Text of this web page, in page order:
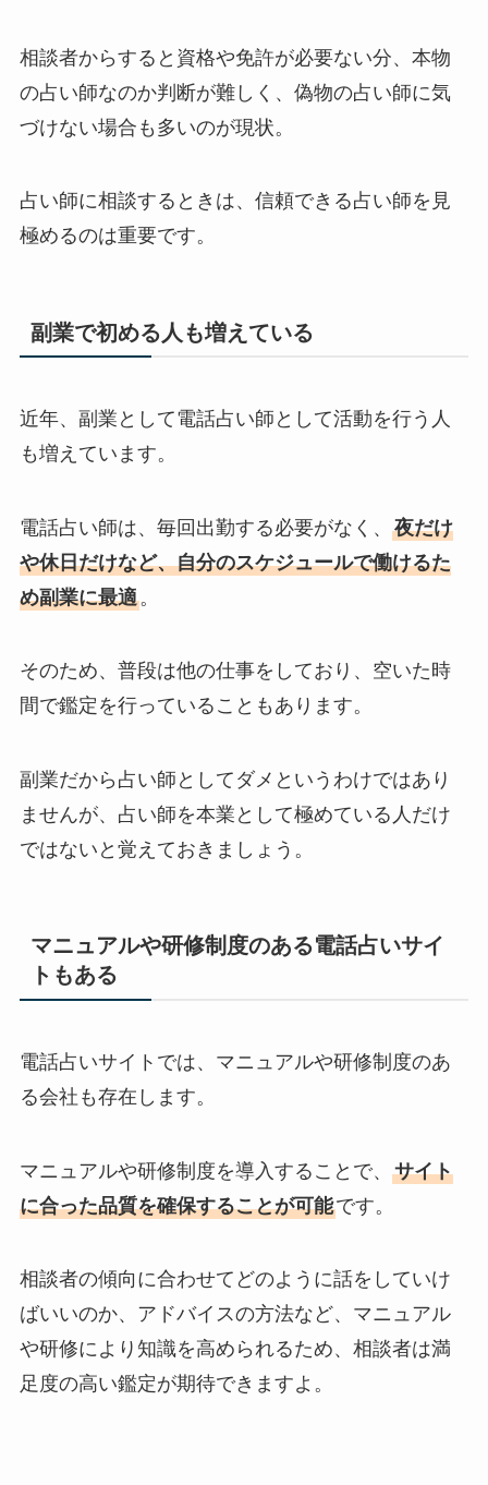
相談者からすると資格や免許が必要ない分、本物
の占い師なのか判断が難しく、偽物の占い師に気
づけない場合も多いのが現状。
占い師に相談するときは、信頼できる占い師を見
極めるのは重要です。
副業で初める人も増えている
近年、副業として電話占い師として活動を行う人
も増えています。
電話占い師は、毎回出勤する必要がなく、 夜だけ
や休日だけなど、自分のスケジュールで働けるた
め副業に最適。
そのため、普段は他の仕事をしており、空いた時
間で鑑定を行っていることもあります。
副業だから占い師としてダメというわけではあり
ませんが、占い師を本業として極めている人だけ
ではないと覚えておきましょう。
マニュアルや研修制度のある電話占いサイ
トもある
電話占いサイトでは、マニュアルや研修制度のあ
る会社も存在します。
マニュアルや研修制度を導入することで、 サイト
に合った品質を確保することが可能です。
相談者の傾向に合わせてどのように話をしていけ
ばいいのか、アドバイスの方法など、マニュアル
や研修により知識を高められるため、相談者は満
足度の高い鑑定が期待できますよ。